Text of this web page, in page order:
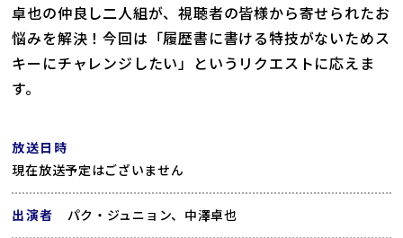
放送日時
現在放送予定はございません
出演者 パク・ジュニョン、中澤卓也
卓也の仲良し二人組が、視聴者の皆様から寄せられたお
悩みを解決！今回は「履歴書に書ける特技がないためス
キーにチャレンジしたい」というリクエストに応えま
す。